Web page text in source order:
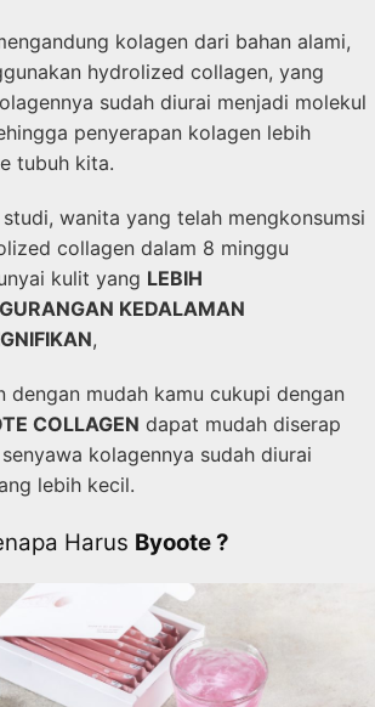
kolagen dari bahan alami,
hydrolized collagen, yang
sudah diurai menjadi molekul
penyerapan kolagen lebih
tubuh kita.
wanita yang telah mengkonsumsi
collagen dalam 8 minggu
kulit yang LEBIH
KEDALAMAN
,
dengan mudah kamu cukupi dengan
COLLAGEN dapat mudah diserap
kolagennya sudah diurai
lebih kecil.
Harus Byoote ?​